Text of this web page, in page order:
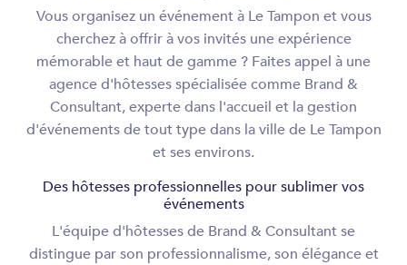
Vous organisez un événement à Le Tampon et vous
cherchez à offrir à vos invités une expérience
mémorable et haut de gamme ? Faites appel à une
agence d'hôtesses spécialisée comme Brand &
Consultant, experte dans l'accueil et la gestion
d'événements de tout type dans la ville de Le Tampon
et ses environs.
Des hôtesses professionnelles pour sublimer vos
événements
L'équipe d'hôtesses de Brand & Consultant se
distingue par son professionnalisme, son élégance et